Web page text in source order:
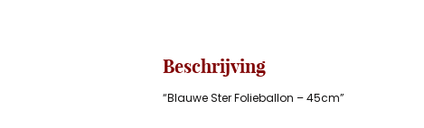
Beschrijving
“Blauwe Ster Folieballon – 45cm”